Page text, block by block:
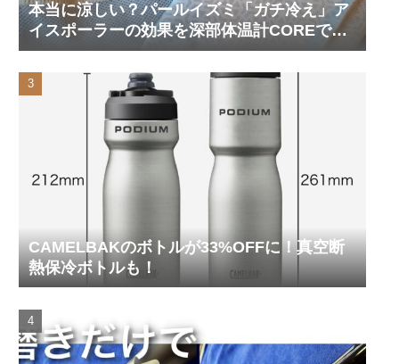
本当に涼しい？パールイズミ「ガチ冷え」ア
イスポーラーの効果を深部体温計COREで測
ってみた
CAMELBAKのボトルが33%OFFに！真空断
熱保冷ボトルも！